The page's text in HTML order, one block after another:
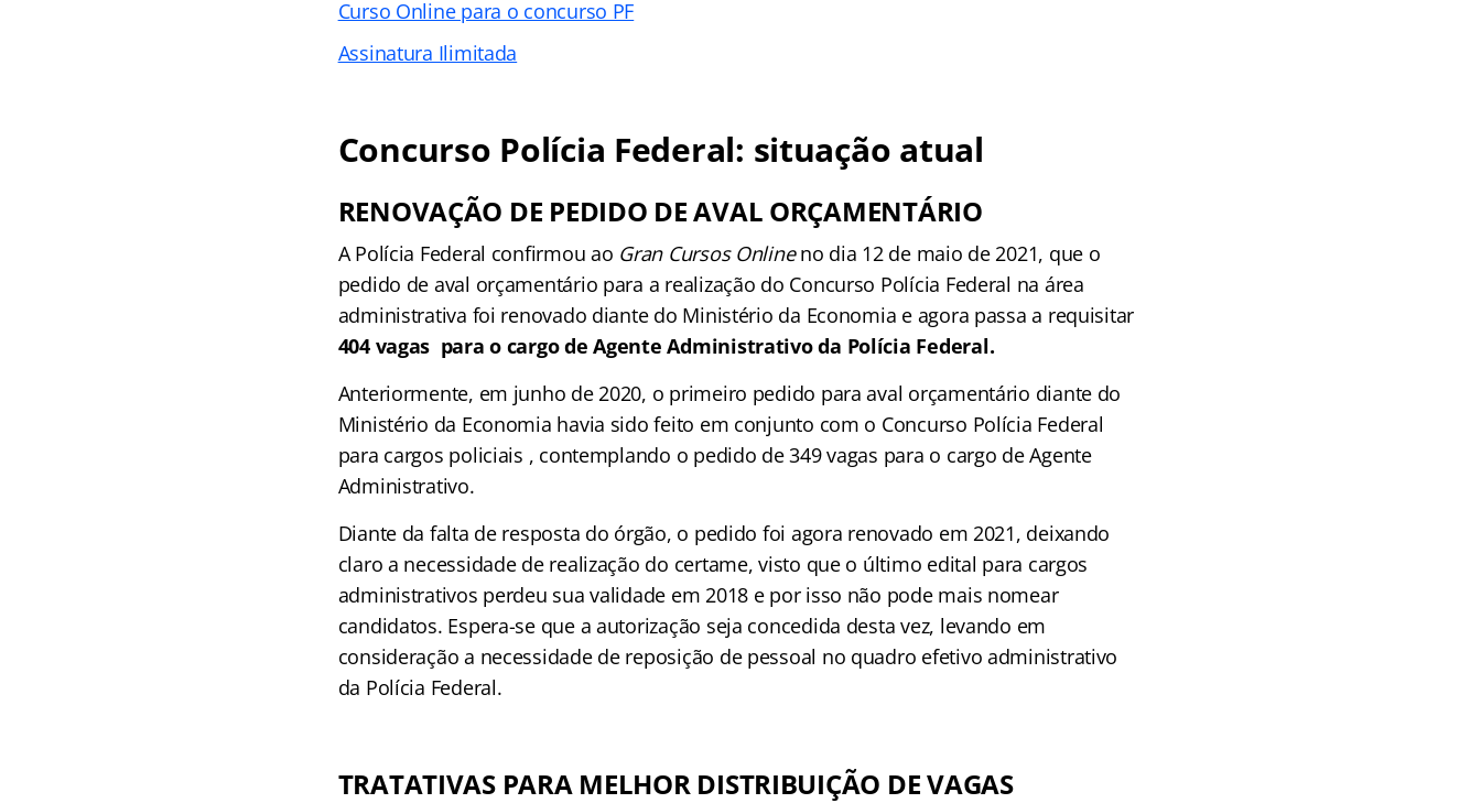
Curso Online para o concurso PF
Assinatura Ilimitada
Concurso Polícia Federal: situação atual
RENOVAÇÃO DE PEDIDO DE AVAL ORÇAMENTÁRIO
A Polícia Federal confirmou ao Gran Cursos Onlineno dia 12 de maio de 2021, que o
pedido de aval orçamentário para a realização do Concurso Polícia Federal na área
administrativa foi renovado diante do Ministério da Economia e agora passa a requisitar
404 vagas para o cargo de Agente Administrativo da Polícia Federal.
Anteriormente, em junho de 2020, o primeiro pedido para aval orçamentário diante do
Ministério da Economia havia sido feito em conjunto com o Concurso Polícia Federal
para cargos policiais , contemplando o pedido de 349 vagas para o cargo de Agente
Administrativo.
Diante da falta de resposta do órgão, o pedido foi agora renovado em 2021, deixando
claro a necessidade de realização do certame, visto que o último edital para cargos
administrativos perdeu sua validade em 2018 e por isso não pode mais nomear
candidatos. Espera-se que a autorização seja concedida desta vez, levando em
consideração a necessidade de reposição de pessoal no quadro efetivo administrativo
da Polícia Federal.
TRATATIVAS PARA MELHOR DISTRIBUIÇÃO DE VAGAS